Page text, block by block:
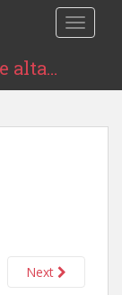
alta…
Next